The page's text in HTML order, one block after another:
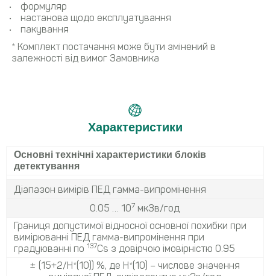
формуляр
настанова щодо експлуатування
пакування
* Комплект постачання може бути змінений в
залежності від вимог Замовника
Характеристики
Основні технічні характеристики блоків
детектування
Діапазон вимірів ПЕД гамма-випромінення
0.05 … 107 мкЗв/год
Границя допустимої відносної основної похибки при
вимірюванні ПЕД гамма-випромінення при
градуюванні по 137Cs з довірчою імовірністю 0.95
± (15+2/H*(10)) %, де H*(10) – числове значення